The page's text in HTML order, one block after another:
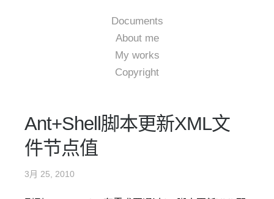
Documents
About me
My works
Copyright
Ant+Shell脚本更新XML文
件节点值
3月 25, 2010